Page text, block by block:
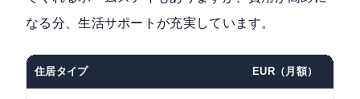
なる分、生活サポートが充実しています。
住居タイプ EUR（月額）